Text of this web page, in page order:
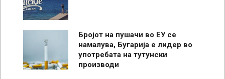
Бројот на пушачи во ЕУ се
намалува, Бугарија е лидер во
употребата на тутунски
производи